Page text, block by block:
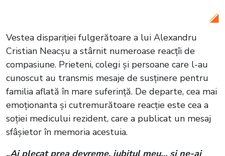
Vestea dispariției fulgerătoare a lui Alexandru
Cristian Neacșu a stârnit numeroase reacțîi de
compasiune. Prieteni, colegi și persoane care l-au
cunoscut au transmis mesaje de susținere pentru
familia aflată în mare suferință. De departe, cea mai
emoționanta și cutremurătoare reacție este cea a
soției medicului rezident, care a publicat un mesaj
sfâșietor în memoria acestuia.
„Ai plecat prea devreme, iubitul meu… și ne-ai